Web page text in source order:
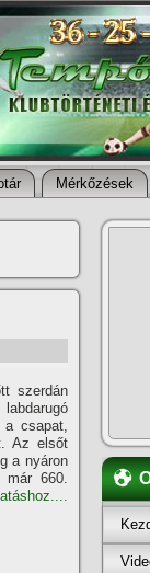
Mérkőzések
szerdán
a csapat,
Az elsőt
a nyáron
már 660.